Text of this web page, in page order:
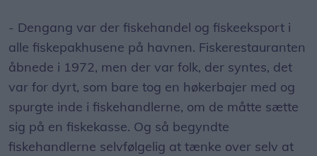
- Dengang var der fiskehandel og fiskeeksport i
alle fiskepakhusene på havnen. Fiskerestauranten
åbnede i 1972, men der var folk, der syntes, det
var for dyrt, som bare tog en høkerbajer med og
spurgte inde i fiskehandlerne, om de måtte sætte
sig på en fiskekasse. Og så begyndte
fiskehandlerne selvfølgelig at tænke over selv at